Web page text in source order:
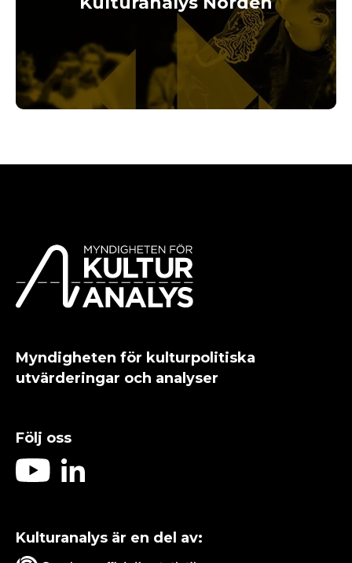
Myndigheten för kulturpolitiska
utvärderingar och analyser
Följ oss
Kulturanalys är en del av: